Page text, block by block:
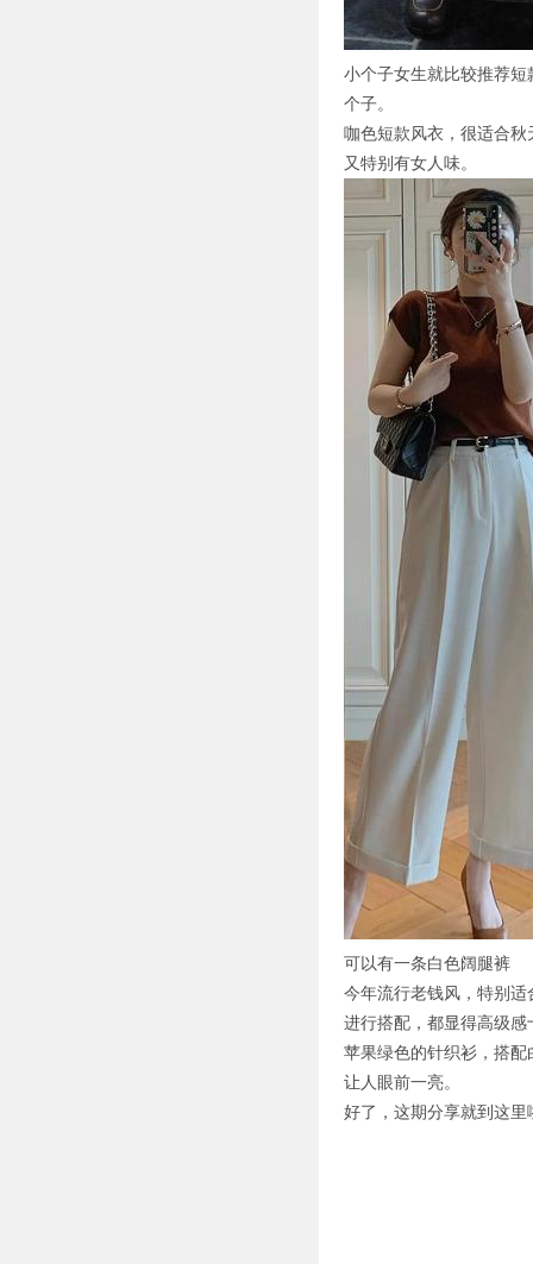
小个子女生就比较推荐
个子。
咖色短款风衣，很适合
又特别有女人味。
可以有一条白色阔腿裤
今年流行老钱风，特别
进行搭配，都显得高级感
苹果绿色的针织衫，搭
让人眼前一亮。
好了，这期分享就到这